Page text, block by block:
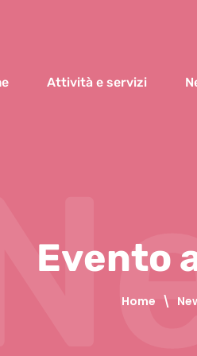
Attività e servizi
Evento
Home \